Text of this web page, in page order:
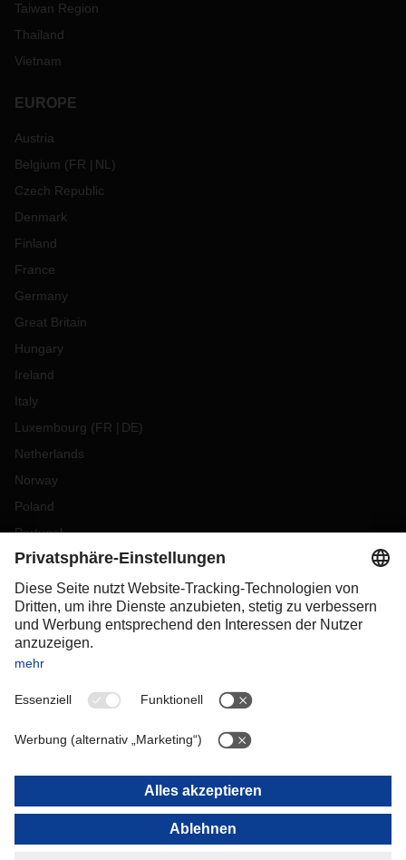
Taiwan Region
Thailand
Vietnam
EUROPE
Austria
Belgium (FR NL )
Czech Republic
Denmark
Finland
France
Germany
Great Britain
Hungary
Ireland
Italy
Luxembourg (FR DE)
Netherlands
Norway
Poland
Portugal
Romania
Slovakia
Spain
Sweden
Switzerland
OCEANIA